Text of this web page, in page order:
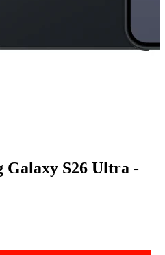
Galaxy S26 Ultra -